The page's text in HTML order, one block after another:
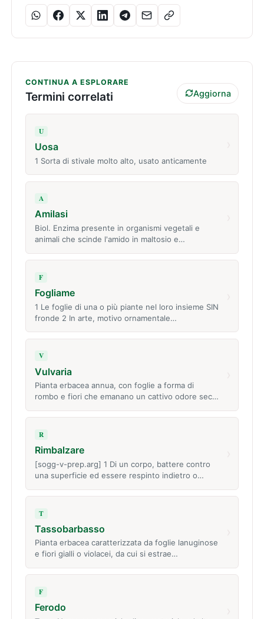
CONTINUA A ESPLORARE
Termini correlati Aggiorna
U
Uosa
1 Sorta di stivale molto alto, usato anticamente
A
Amilasi
Biol. Enzima presente in organismi vegetali e
animali che scinde l'amido in maltosio e…
F
Fogliame
1 Le foglie di una o più piante nel loro insieme SIN
fronde 2 In arte, motivo ornamentale…
V
Vulvaria
Pianta erbacea annua, con foglie a forma di
rombo e fiori che emanano un cattivo odore sec…
R
Rimbalzare
[sogg-v-prep.arg] 1 Di un corpo, battere contro
una superficie ed essere respinto indietro o…
T
Tassobarbasso
Pianta erbacea caratterizzata da foglie lanuginose
e fiori gialli o violacei, da cui si estrae…
F
Ferodo